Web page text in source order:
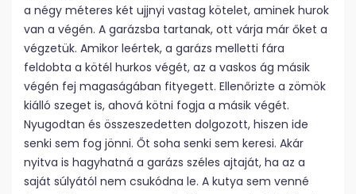
a négy méteres két ujjnyi vastag kötelet, aminek hurok
van a végén. A garázsba tartanak, ott várja már őket a
végzetük. Amikor leértek, a garázs melletti fára
feldobta a kötél hurkos végét, az a vaskos ág másik
végén fej magaságában fityegett. Ellenőrizte a zömök
kiálló szeget is, ahová kötni fogja a másik végét.
Nyugodtan és összeszedetten dolgozott, hiszen ide
senki sem fog jönni. Őt soha senki sem keresi. Akár
nyitva is hagyhatná a garázs széles ajtaját, ha az a
saját súlyától nem csukódna le. A kutya sem venné